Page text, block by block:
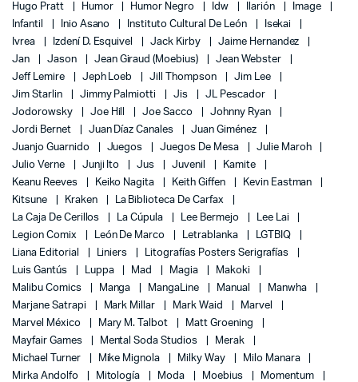
Hugo Pratt
Humor Humor Negro Idw Ilarión
Image
Infantil
Inio Asano Instituto Cultural De León
Isekai
Ivrea
Izdení D. Esquivel Jack Kirby
Jaime Hernandez
Jan
Jason Jean Giraud (Moebius)
Jean Webster
Jeff Lemire
Jeph Loeb Jill Thompson
Jim Lee
Jim Starlin
Jimmy Palmiotti Jis
JL Pescador
Jodorowsky
Joe Hill Joe Sacco
Johnny Ryan
Jordi Bernet
Juan Díaz Canales
Juan Giménez
Juanjo Guarnido
Juegos Juegos De Mesa
Julie Maroh
Julio Verne
Junji Ito Jus Juvenil
Kamite
Keanu Reeves
Keiko Nagita Keith Giffen
Kevin Eastman
Kitsune
Kraken
La Biblioteca De Carfax
La Caja De Cerillos
La Cúpula Lee Bermejo
Lee Lai
Legion Comix
León De Marco Letrablanka
LGTBIQ
Liana Editorial
Liniers
Litografías Posters Serigrafías
Luis Gantús
Luppa Mad Magia
Makoki
Malibu Comics
Manga MangaLine Manual
Manwha
Marjane Satrapi
Mark Millar Mark Waid
Marvel
Marvel México
Mary M. Talbot
Matt Groening
Mayfair Games
Mental Soda Studios
Merak
Michael Turner
Mike Mignola Milky Way
Milo Manara
Mirka Andolfo
Mitología Moda Moebius
Momentum